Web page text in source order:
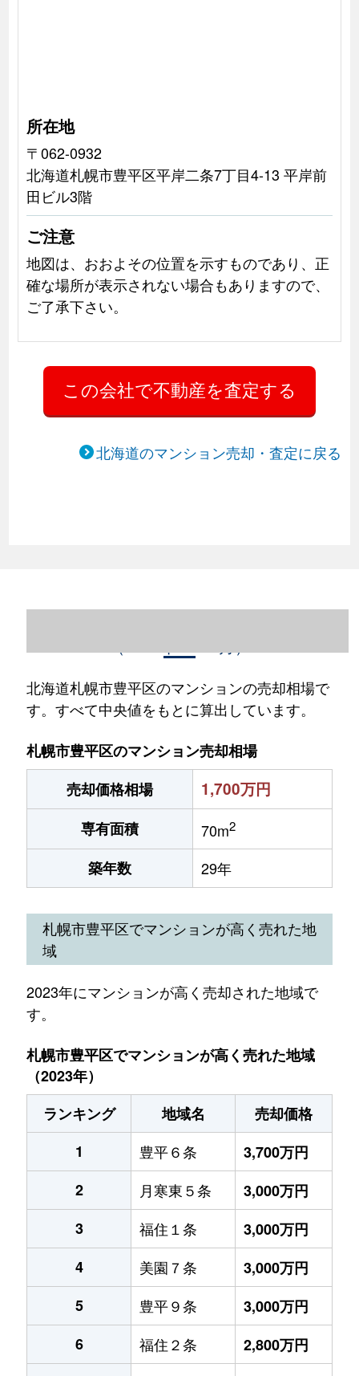
所在地
〒062-0932
北海道札幌市豊平区平岸二条7丁目4-13 平岸前
田ビル3階
ご注意
地図は、おおよその位置を示すものであり、正
確な場所が表示されない場合もありますので、
ご了承下さい。
北海道のマンション売却・査定に戻る
北海道札幌市豊平区のマンションの売却相場で
す。すべて中央値をもとに算出しています。
札幌市豊平区のマンション売却相場
売却価格相場
1,700万円
専有面積 70m2
築年数 29年
札幌市豊平区でマンションが高く売れた地
域
2023年にマンションが高く売却された地域で
す。
札幌市豊平区でマンションが高く売れた地域
（2023年）
ランキング
地域名
売却価格
1
豊平６条
3,700万円
2
月寒東５条
3,000万円
3
福住１条
3,000万円
4
美園７条
3,000万円
5
豊平９条
3,000万円
6
福住２条
2,800万円